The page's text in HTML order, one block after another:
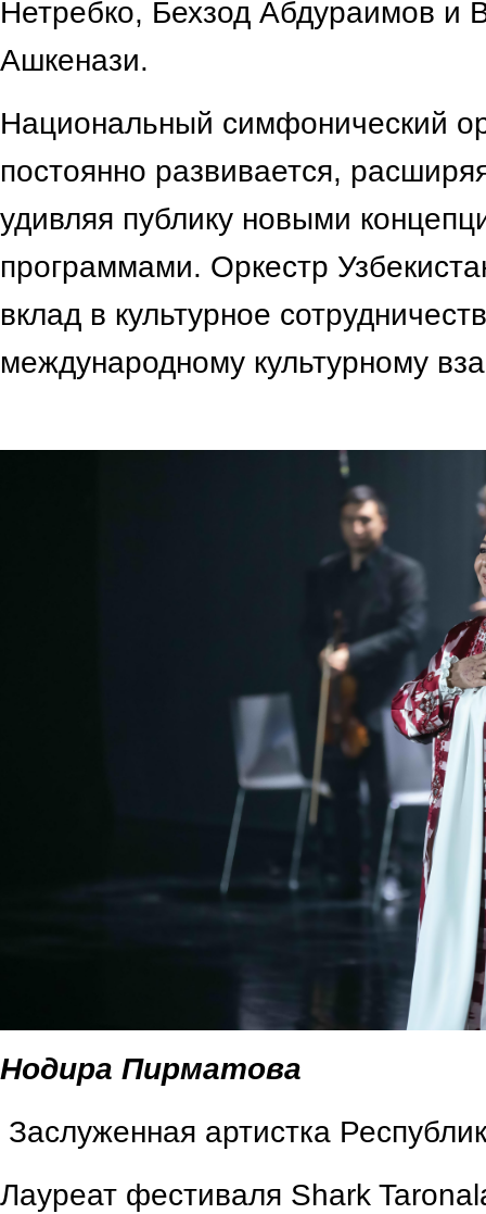
Нетребко, Бехзод Абдураимов и
Ашкенази.
Национальный симфонический
постоянно развивается,
удивляя публику новыми
программами. Оркестр
вклад в культурное
международному культурному
Нодира Пирматова
Заслуженная артистка
Лауреат фестиваля Shark